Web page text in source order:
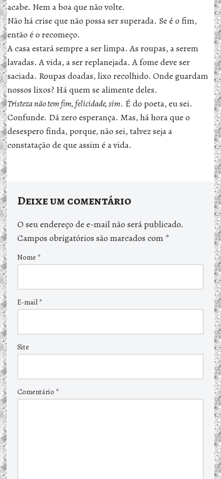
acabe. Nem a boa que não volte.
Não há crise que não possa ser superada. Se é o fim,
então é o recomeço.
A casa estará sempre a ser limpa. As roupas, a serem
lavadas. A vida, a ser replanejada. A fome deve ser
saciada. Roupas doadas, lixo recolhido. Onde guardam
nossos lixos? Há quem se alimente deles.
Tristeza não tem fim, felicidade, sim. É do poeta, eu sei.
Confunde. Dá zero esperança. Mas, há hora que o
desespero finda, porque, não sei, talvez seja a
constatação de que assim é a vida.
Deixe um comentário
O seu endereço de e-mail não será publicado.
Campos obrigatórios são marcados com *
Nome *
E-mail *
Site
Comentário *